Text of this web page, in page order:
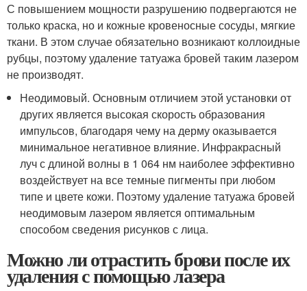
С повышением мощности разрушению подвергаются не
только краска, но и кожные кровеносные сосуды, мягкие
ткани. В этом случае обязательно возникают коллоидные
рубцы, поэтому удаление татуажа бровей таким лазером
не производят.
Неодимовый. Основным отличием этой установки от
других является высокая скорость образования
импульсов, благодаря чему на дерму оказывается
минимальное негативное влияние. Инфракрасный
луч с длиной волны в 1 064 нм наиболее эффективно
воздействует на все темные пигменты при любом
типе и цвете кожи. Поэтому удаление татуажа бровей
неодимовым лазером является оптимальным
способом сведения рисунков с лица.
Можно ли отрастить брови после их
удаления с помощью лазера